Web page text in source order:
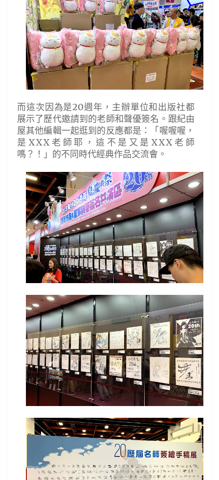
而這次因為是20週年，主辦單位和出版社都
展示了歷代邀請到的老師和聲優簽名。跟紀由
屋其他編輯一起逛到的反應都是：「喔喔喔，
是XXX老師耶，這不是又是XXX老師
嗎？！」的不同時代經典作品交流會。